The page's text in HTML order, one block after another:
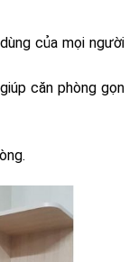
của mọi người
căn phòng gọn